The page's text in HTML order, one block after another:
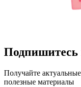
Подпишитесь
Получайте
полезные материалы